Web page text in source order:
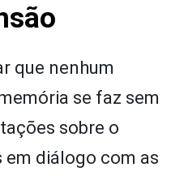
que nenhum
se faz sem
sobre o
diálogo com as